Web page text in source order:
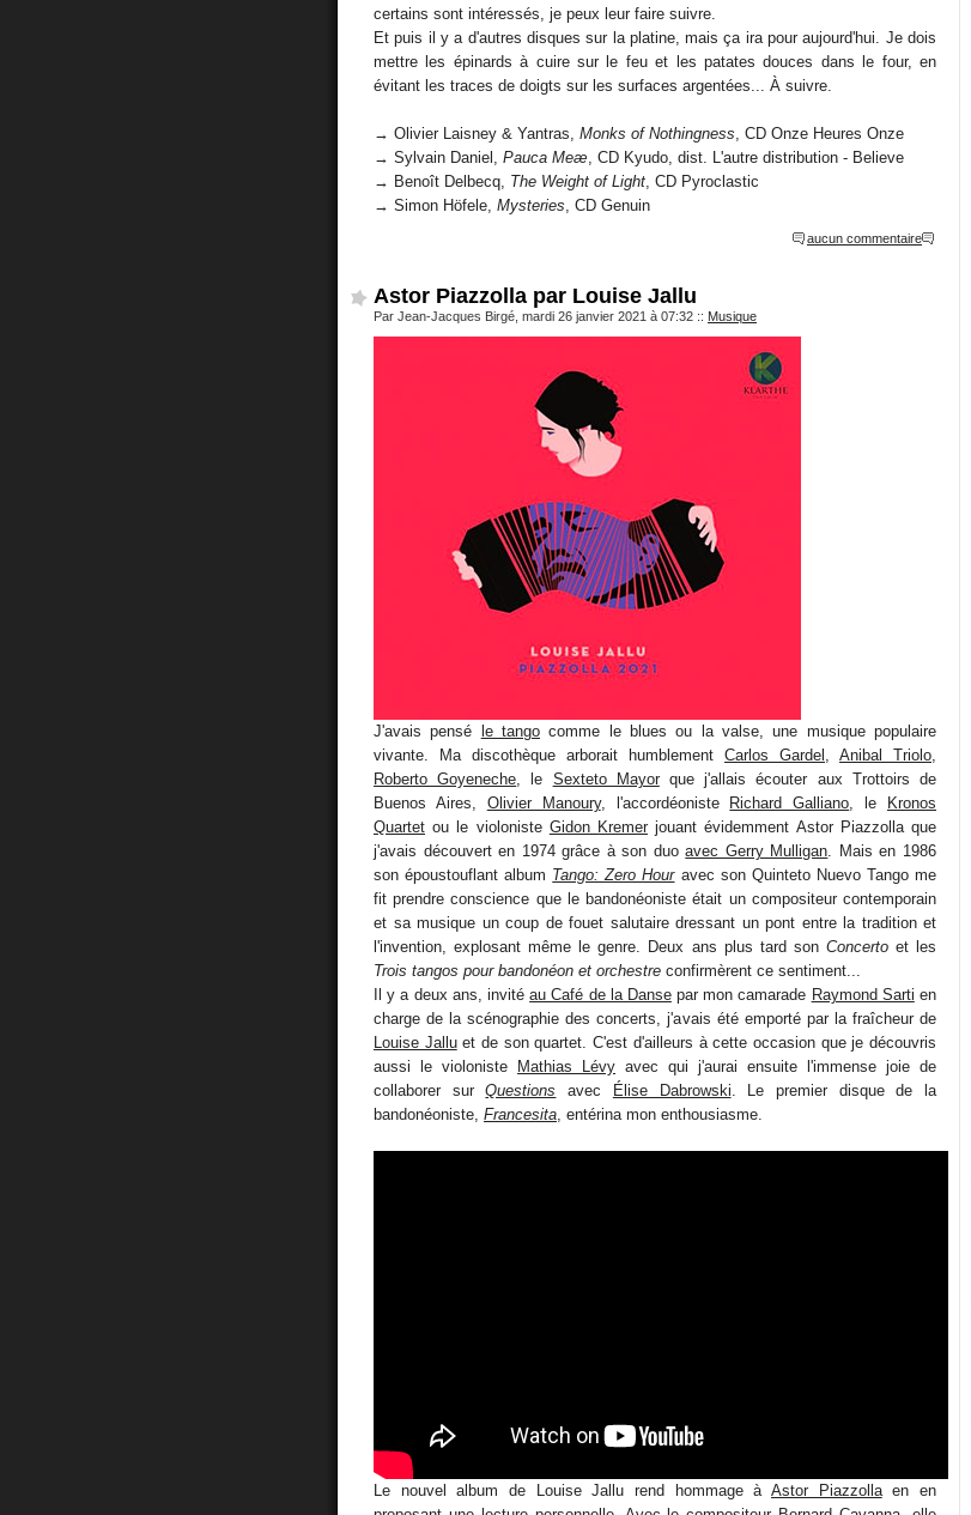
certains sont intéressés, je peux leur faire suivre.
Et puis il y a d'autres disques sur la platine, mais ça ira pour aujourd'hui. Je dois
mettre les épinards à cuire sur le feu et les patates douces dans le four, en
évitant les traces de doigts sur les surfaces argentées... À suivre.
→ Olivier Laisney & Yantras, Monks of Nothingness , CD Onze Heures Onze
→ Sylvain Daniel, Pauca Meæ , CD Kyudo, dist. L'autre distribution - Believe
→ Benoît Delbecq, The Weight of Light , CD Pyroclastic
→ Simon Höfele, Mysteries , CD Genuin
aucun commentaire
Astor Piazzolla par Louise Jallu
Par Jean-Jacques Birgé, mardi 26 janvier 2021 à 07:32 :: Musique
J'avais pensé le tango comme le blues ou la valse, une musique populaire
vivante. Ma discothèque arborait humblement Carlos Gardel , Anibal Triolo,
Roberto Goyeneche, le Sexteto Mayorque j'allais écouter aux Trottoirs de
Buenos Aires, Olivier Manoury, l'accordéoniste Richard Galliano, le
Kronos
Quartet ou le violoniste Gidon Kremer jouant évidemment Astor Piazzolla que
j'avais découvert en 1974 grâce à son duoavec Gerry Mulligan. Mais en 1986
son époustouflant album Tango: Zero Houravec son Quinteto Nuevo Tango me
fit prendre conscience que le bandonéoniste était un compositeur contemporain
et sa musique un coup de fouet salutaire dressant un pont entre la tradition et
l'invention, explosant même le genre. Deux ans plus tard son Concertoet les
Trois tangos pour bandonéon et orchestre confirmèrent ce sentiment...
Il y a deux ans, invitéau Café de la Dansepar mon camarade Raymond Sarti en
charge de la scénographie des concerts, j'avais été emporté par la fraîcheur de
Louise Jalluet de son quartet. C'est d'ailleurs à cette occasion que je découvris
aussi le violoniste
Mathias Lévy avec qui j'aurai ensuite l'immense joie de
collaborer surQuestions avec Élise Dabrowski. Le premier disque de la
bandonéoniste, Francesita, entérina mon enthousiasme.
Le nouvel album de Louise Jallu rend hommage à Astor Piazzollaen en